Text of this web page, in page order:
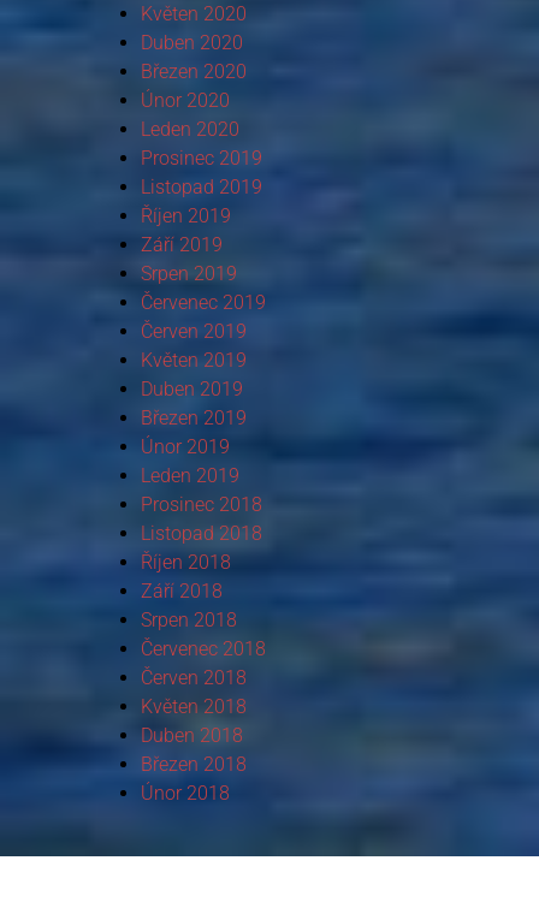
Květen 2020
Duben 2020
Březen 2020
Únor 2020
Leden 2020
Prosinec 2019
Listopad 2019
Říjen 2019
Září 2019
Srpen 2019
Červenec 2019
Červen 2019
Květen 2019
Duben 2019
Březen 2019
Únor 2019
Leden 2019
Prosinec 2018
Listopad 2018
Říjen 2018
Září 2018
Srpen 2018
Červenec 2018
Červen 2018
Květen 2018
Duben 2018
Březen 2018
Únor 2018